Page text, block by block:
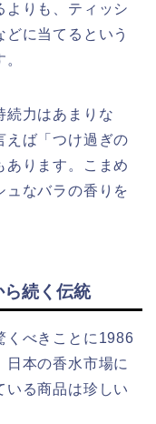
よりも、ティッシ
に当てるという
続力はあまりな
えば「つけ過ぎの
あります。こまめ
ュなバラの香りを
続く伝統
くべきことに1986
本の香水市場に
いる商品は珍しい